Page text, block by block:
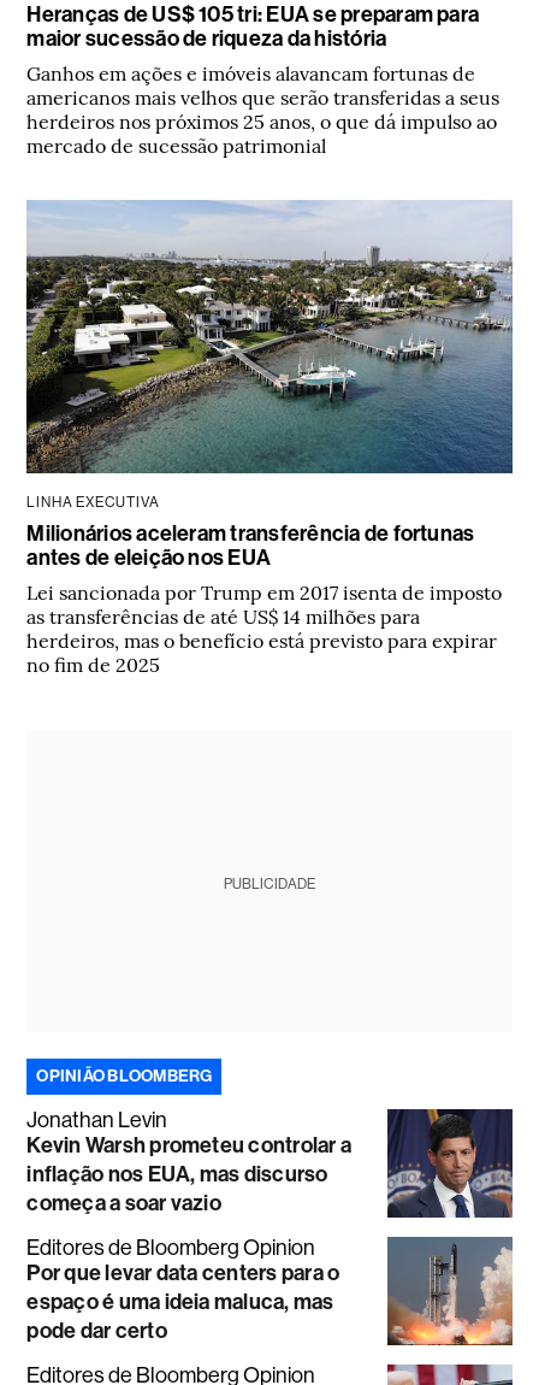
Heranças de US$ 105 tri: EUA se preparam para
maior sucessão de riqueza da história
Ganhos em ações e imóveis alavancam fortunas de
americanos mais velhos que serão transferidas a seus
herdeiros nos próximos 25 anos, o que dá impulso ao
mercado de sucessão patrimonial
LINHA EXECUTIVA
Milionários aceleram transferência de fortunas
antes de eleição nos EUA
Lei sancionada por Trump em 2017 isenta de imposto
as transferências de até US$ 14 milhões para
herdeiros, mas o benefício está previsto para expirar
no fim de 2025
PUBLICIDADE
OPINIÃO BLOOMBERG
Jonathan Levin
Kevin Warsh prometeu controlar a
inflação nos EUA, mas discurso
começa a soar vazio
Editores de Bloomberg Opinion
Por que levar data centers para o
espaço é uma ideia maluca, mas
pode dar certo
Editores de Bloomberg Opinion